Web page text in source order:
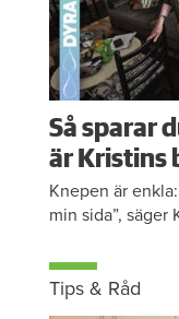
Så sparar
är Kristins
Knepen är
min sida”, säger
Tips & Råd